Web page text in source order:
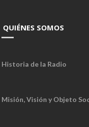
QUIÉNES SOMOS
Historia de la Radio
Misión, Visión y Objeto